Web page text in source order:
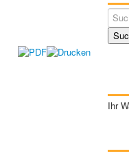
Ihr